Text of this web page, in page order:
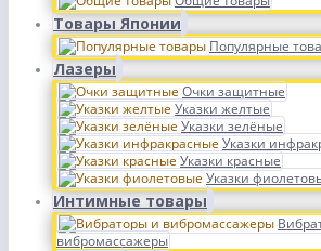
Товары Японии
Популярные
Лазеры
Очки защитные
Указки желтые
Указки зелёные
Указки
Указки красные
Указки
Интимные товары
вибромассажеры